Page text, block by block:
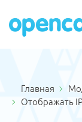
Главная
Отображать